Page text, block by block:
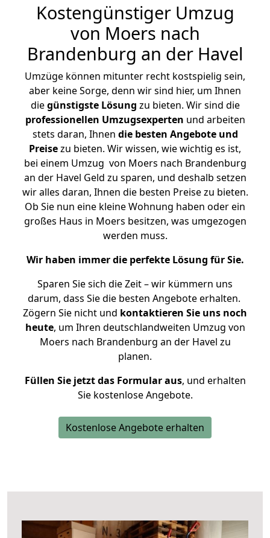
Kostengünstiger Umzug
von Moers nach
Brandenburg an der Havel
Umzüge können mitunter recht kostspielig sein,
aber keine Sorge, denn wir sind hier, um Ihnen
diegünstigste Lösung zu bieten. Wir sind die
professionellen Umzugsexperten und arbeiten
stets daran, Ihnen die besten Angebote und
Preisezu bieten. Wir wissen, wie wichtig es ist,
bei einem Umzug von Moers nach Brandenburg
an der Havel Geld zu sparen, und deshalb setzen
wir alles daran, Ihnen die besten Preise zu bieten.
Ob Sie nun eine kleine Wohnung haben oder ein
großes Haus in Moers besitzen, was umgezogen
werden muss.
Wir haben immer die perfekte Lösung für Sie.
Sparen Sie sich die Zeit – wir kümmern uns
darum, dass Sie die besten Angebote erhalten.
Zögern Sie nicht und kontaktieren Sie uns noch
heute, um Ihren deutschlandweiten Umzug von
Moers nach Brandenburg an der Havel zu
planen.
Füllen Sie jetzt das Formular aus, und erhalten
Sie kostenlose Angebote.
Kostenlose Angebote erhalten